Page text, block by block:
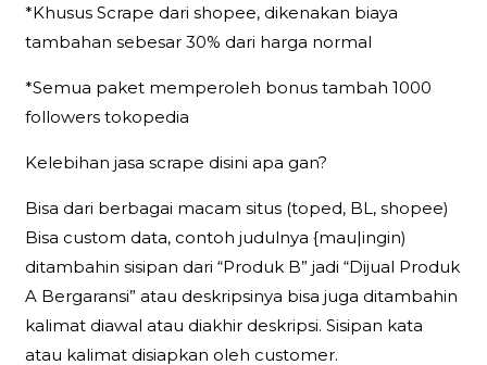
*Khusus Scrape dari shopee, dikenakan biaya
tambahan sebesar 30% dari harga normal
*Semua paket memperoleh bonus tambah 1000
followers tokopedia
Kelebihan jasa scrape disini apa gan?
Bisa dari berbagai macam situs (toped, BL, shopee)
Bisa custom data, contoh judulnya {mau|ingin)
ditambahin sisipan dari “Produk B” jadi “Dijual Produk
A Bergaransi” atau deskripsinya bisa juga ditambahin
kalimat diawal atau diakhir deskripsi. Sisipan kata
atau kalimat disiapkan oleh customer.